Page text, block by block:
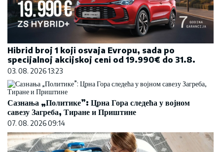
Hibrid broj 1 koji osvaja Evropu, sada po
specijalnoj akcijskoj ceni od 19.990€ do 31.8.
03. 08. 2026 13:23
Сазнања „Политике”: Црна Гора следећа у војном
савезу Загреба, Тиране и Приштине
07. 08. 2026 09:14